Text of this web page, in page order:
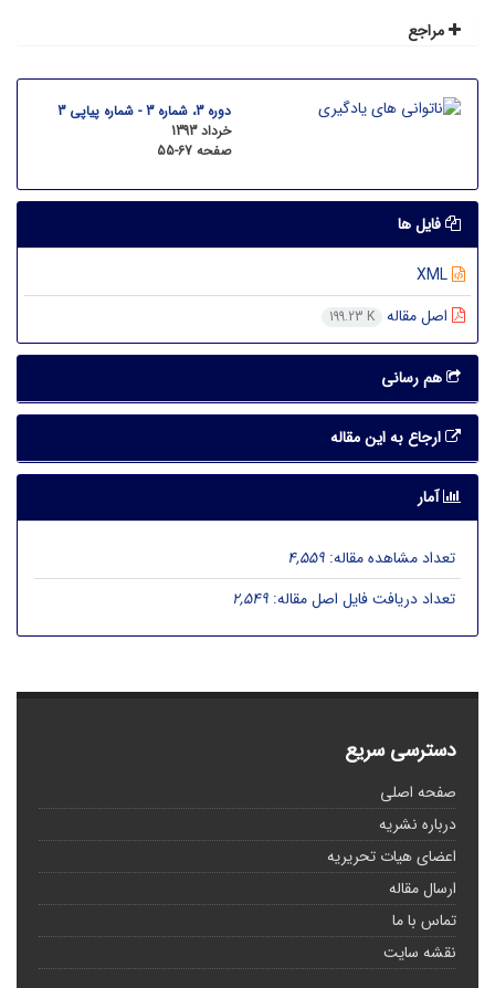
مراجع
دوره 3، شماره 3 - شماره پیاپی 3
خرداد 1393
صفحه 55-67
فایل ها
اصل مقاله 199.23 K
هم رسانی
ارجاع به این مقاله
آمار
تعداد مشاهده مقاله: 4,559
تعداد دریافت فایل اصل مقاله: 2,549
دسترسی سریع
صفحه اصلی
درباره نشریه
اعضای هیات تحریریه
ارسال مقاله
تماس با ما
نقشه سایت